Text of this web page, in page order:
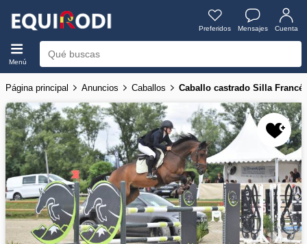
Preferidos Mensajes Cuenta
Menú
Página principal Anuncios Caballos Caballo castrado Silla